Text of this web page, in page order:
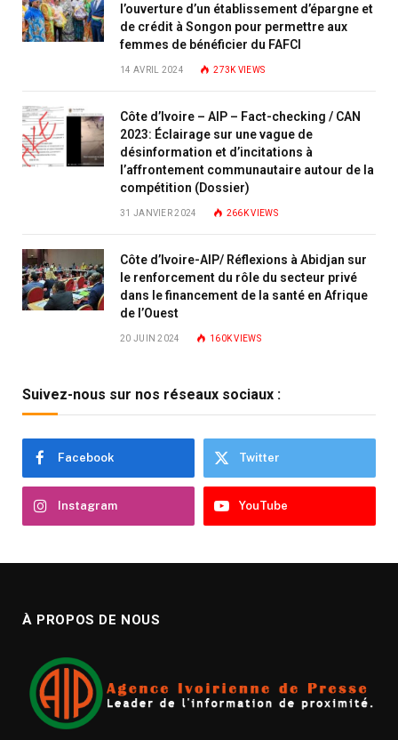
l’ouverture d’un établissement d’épargne et
de crédit à Songon pour permettre aux
femmes de bénéficier du FAFCI
14 AVRIL 2024 273K VIEWS
Côte d’Ivoire – AIP – Fact-checking / CAN
2023: Éclairage sur une vague de
désinformation et d’incitations à
l’affrontement communautaire autour de la
compétition (Dossier)
31 JANVIER 2024 266KVIEWS
Côte d’Ivoire-AIP/ Réflexions à Abidjan sur
le renforcement du rôle du secteur privé
dans le financement de la santé en Afrique
de l’Ouest
20 JUIN 2024 160KVIEWS
Suivez-nous sur nos réseaux sociaux :
Facebook Twitter
Instagram YouTube
À PROPOS DE NOUS